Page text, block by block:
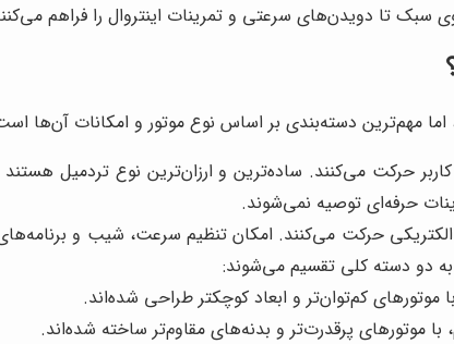
سبک تا دویدن‌های سرعتی و تمرینات اینتروال را فراهم
مهم‌ترین دسته‌بندی بر اساس نوع موتور و امکانات آن‌ها
حرکت می‌کنند. ساده‌ترین و ارزان‌ترین نوع تردمیل
حرفه‌ای توصیه نمی‌شوند.
الکتریکی حرکت می‌کنند. امکان تنظیم سرعت، شیب و
به دو دسته کلی تقسیم می‌شوند:
کم‌توان‌تر و ابعاد کوچکتر طراحی شده‌اند.
موتورهای پرقدرت‌تر و بدنه‌های مقاوم‌تر ساخته شده‌اند.